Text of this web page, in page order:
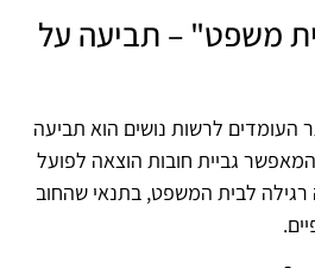
משפט" – תביעה על
העומדים לרשות נושים הוא תביעה
גביית חובות הוצאה לפועל
לבית המשפט, בתנאי שהחוב